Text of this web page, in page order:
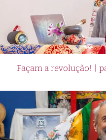
Façam a revolução! |